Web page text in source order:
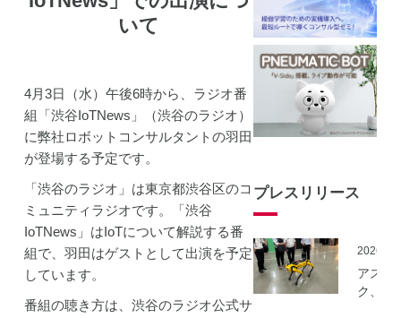
いて
4月3日（水）午後6時から、ラジオ番
組「渋谷IoTNews」（渋谷のラジオ）
に弊社ロボットコンサルタントの羽田
が登場する予定です。
「渋谷のラジオ」は東京都渋谷区のコ
ミュニティラジオです。「渋谷
IoTNews」はIoTについて解説する番
組で、羽田はゲストとして出演を予定
しています。
番組の聴き方は、渋谷のラジオ公式サ
プレスリリース
アスラ
ク、